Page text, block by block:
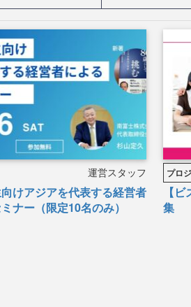
運営スタッフ
向けアジアを代表する経営者
ナー（限定10名のみ）
プロ
【
集